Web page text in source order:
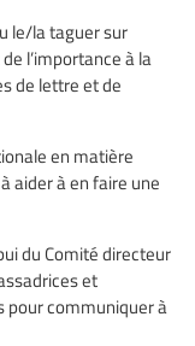
le/la taguer sur
l’importance à la
de lettre et de
en matière
aider à en faire une
du Comité directeur
et
pour communiquer à